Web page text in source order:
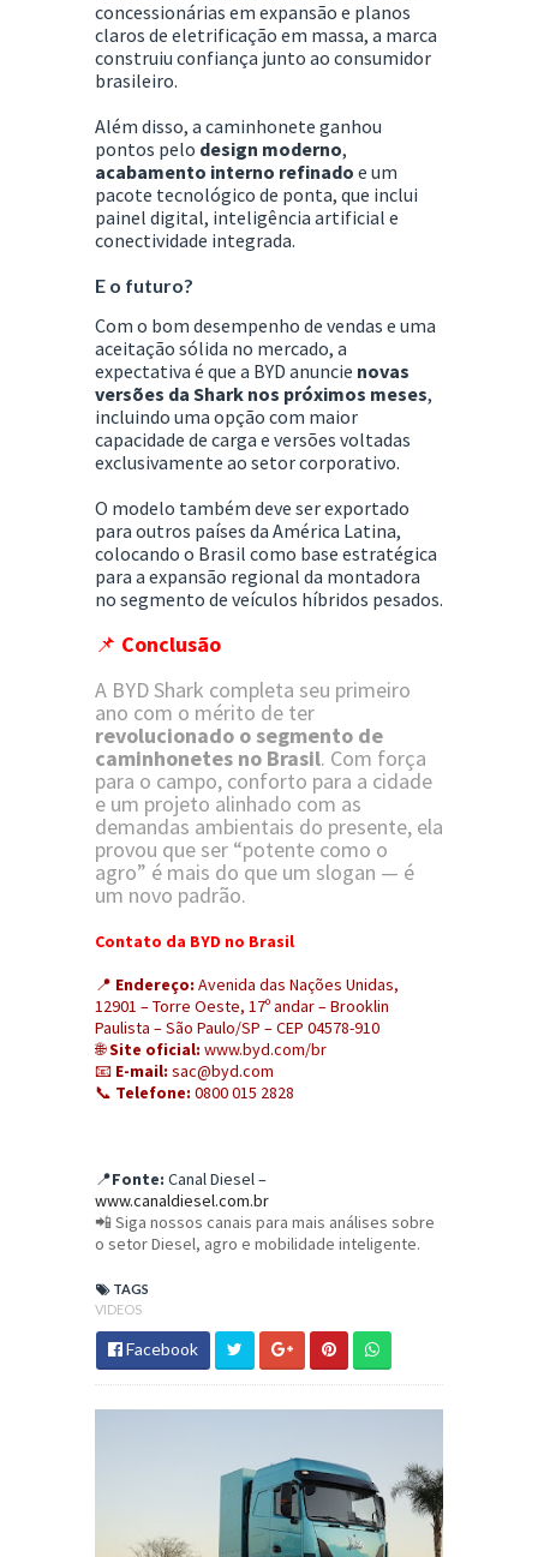
concessionárias em expansão e planos
claros de eletrificação em massa, a marca
construiu confiança junto ao consumidor
brasileiro.
Além disso, a caminhonete ganhou
pontos pelo design moderno,
acabamento interno refinado e um
pacote tecnológico de ponta, que inclui
painel digital, inteligência artificial e
conectividade integrada.
E o futuro?
Com o bom desempenho de vendas e uma
aceitação sólida no mercado, a
expectativa é que a BYD anuncie novas
versões da Shark nos próximos meses,
incluindo uma opção com maior
capacidade de carga e versões voltadas
exclusivamente ao setor corporativo.
O modelo também deve ser exportado
para outros países da América Latina,
colocando o Brasil como base estratégica
para a expansão regional da montadora
no segmento de veículos híbridos pesados.
📌 Conclusão
A BYD Shark completa seu primeiro
ano com o mérito de ter
revolucionado o segmento de
caminhonetes no Brasil. Com força
para o campo, conforto para a cidade
e um projeto alinhado com as
demandas ambientais do presente, ela
provou que ser “potente como o
agro” é mais do que um slogan — é
um novo padrão.
Contato da BYD no Brasil
📍 Endereço: Avenida das Nações Unidas,
12901 – Torre Oeste, 17º andar – Brooklin
Paulista – São Paulo/SP – CEP 04578-910
🌐Site oficial: www.byd.com/br
📧 E-mail: sac@byd.com
📞 Telefone: 0800 015 2828
📍Fonte: Canal Diesel –
www.canaldiesel.com.br
📲 Siga nossos canais para mais análises sobre
o setor Diesel, agro e mobilidade inteligente.
TAGS
VIDEOS
Facebook